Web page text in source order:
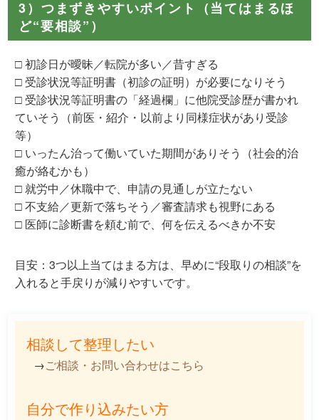
3）つまずきやすいポイント（当てはまるほ
ど“要相談”）
□ 初診日が曖昧／転院が多い／昔すぎる
□ 受診状況等証明書（初診の証明）が必要になりそう
□ 受診状況等証明書の「経過欄」に他院受診歴が書かれ
ていそう（前医・紹介・以前より同様症状があり受診
等）
□ いったん治って働いていた期間がありそう（社会的治
癒が絡むかも）
□ 就労中／休職中で、申請の見通しが立たない
□ 不支給／更新で落ちそう／審査請求も視野にある
□ 医師に診断書を頼む前で、何を伝えるべきか不安
目安：3つ以上当てはまる方は、早めに“段取りの相談”を
入れると手戻りが減りやすいです。
相談して整理したい
→ご相談・お問い合わせはこちら
自分で作り込みたい方